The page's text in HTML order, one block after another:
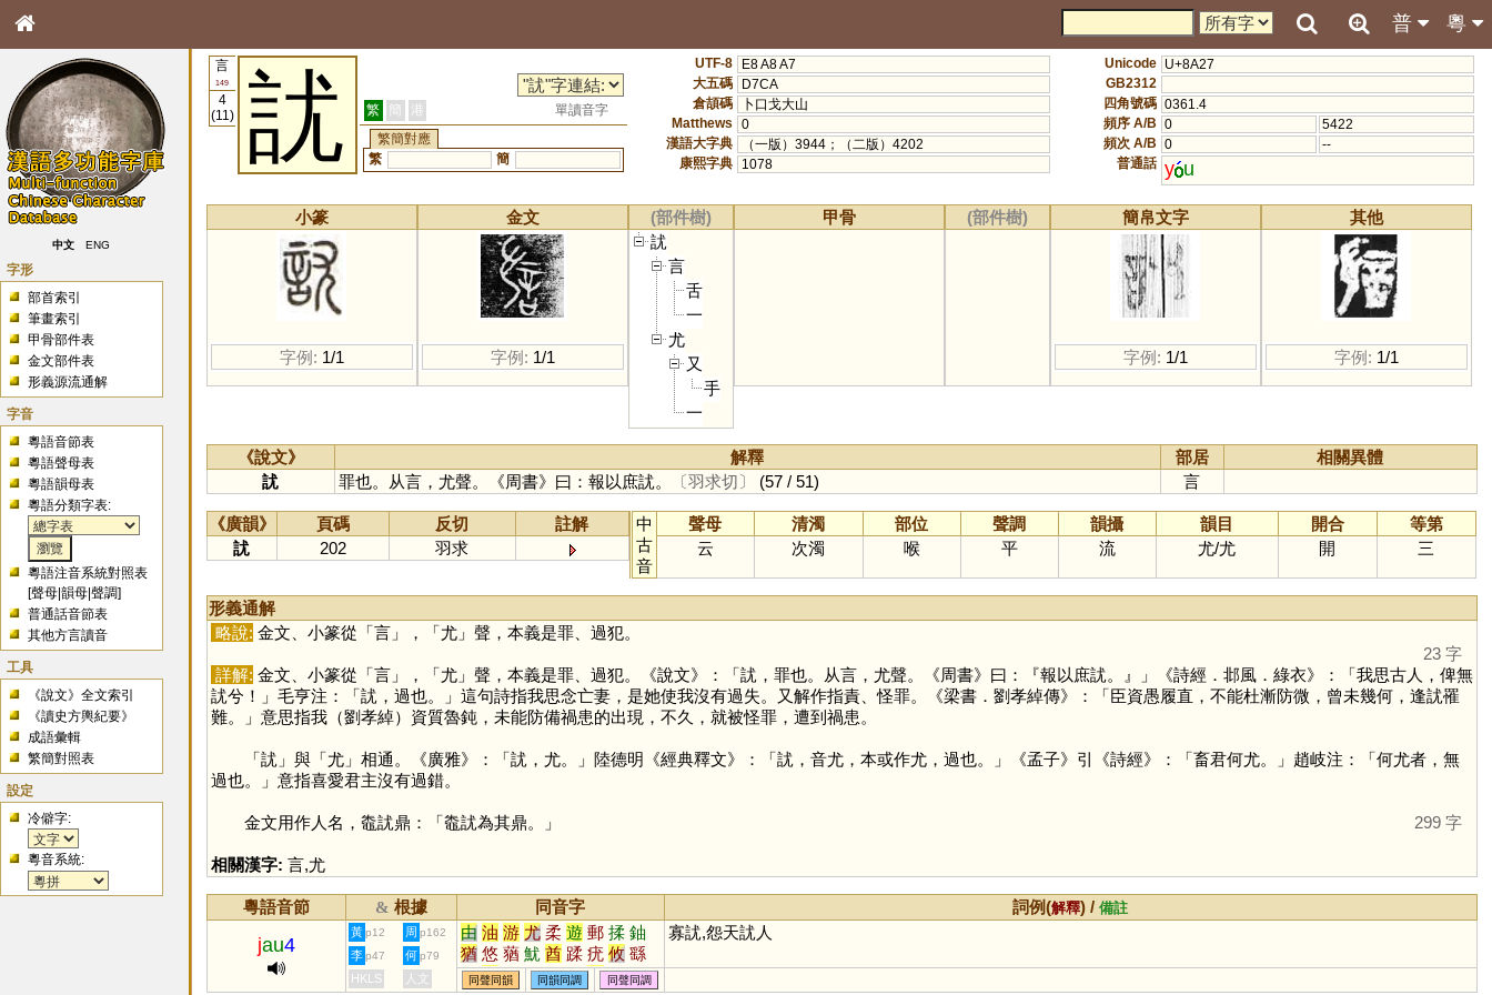
粵
普
中文 ENG
字形
部首索引
筆畫索引
甲骨部件表
金文部件表
形義源流通解
字音
粵語音節表
粵語聲母表
粵語韻母表
粵語分類字表:
粵語注音系統對照表
[聲母 |韻母 |聲調]
普通話音節表
其他方言讀音
工具
《說文》全文索引
《讀史方輿紀要》
成語彙輯
繁簡對照表
設定
冷僻字:
粵音系統:
言
149
4
(11)
訧 繁 簡 港
單讀音字
繁簡對應
繁
簡
UTF-8
E8 A8 A7
大五碼
D7CA
倉頡碼
卜口戈大山
Matthews
0
漢語大字典
（一版）3944；（二版）4202
康熙字典
1078
Unicode U+8A27
GB2312
四角號碼 0361.4
頻序 A/B 0
5422
頻次 A/B 0
--
普通話 y u
小篆
字例: 1/1
金文
字例: 1/1
(部件樹)
訧
言
舌
一
尤
又
手
一
甲骨 (部件樹) 簡帛文字
字例: 1/1
其他
字例: 1/1
《說文》 解釋 部居
相關異體
訧
罪也。从言，尤聲。《周書》曰：報以庶訧。 〔羽求切〕 (57 / 51) 言
《廣韻》 頁碼 反切
註解
訧
202 羽求
中
古
音
聲母 清濁 部位 聲調 韻攝 韻目 開合
等第
云
次濁 喉 平 流 尤/尤 開 三
形義通解
略說: 金文、小篆從「言」，「尤」聲，本義是罪、過犯。
23 字
詳解: 金文、小篆從「言」，「尤」聲，本義是罪、過犯。《說文》：「訧，罪也。从言，尤聲。《周書》曰：『報以庶訧。』」《詩經．邶風．綠衣》：「我思古人，俾無
訧兮！」毛亨注：「訧，過也。」這句詩指我思念亡妻，是她使我沒有過失。又解作指責、怪罪。《梁書．劉孝綽傳》：「臣資愚履直，不能杜漸防微，曾未幾何，逢訧罹
難。」意思指我（劉孝綽）資質魯鈍，未能防備禍患的出現，不久，就被怪罪，遭到禍患。
「訧」與「尤」相通。《廣雅》：「訧，尤。」陸德明《經典釋文》：「訧，音尤，本或作尤，過也。」《孟子》引《詩經》：「畜君何尤。」趙岐注：「何尤者，無
過也。」意指喜愛君主沒有過錯。
金文用作人名，鼄訧鼎：「鼄訧為其鼎。」 299 字
相關漢字: 言,尤
粵語音節 & 根據 同音字 詞例(解釋) /備註
jau4
黃 p12 周 p162 由 油 游 尤 柔 遊 郵 揉 鈾
猶 悠 蕕 魷 酋 蹂 疣 攸 繇
揄 猷 鞣 蝤 柚 泅 斿 蚰 蝣
寡訧,怨天訧人
李 p47 何 p79
HKLS 人文 同聲同韻 同韻同調 同聲同調